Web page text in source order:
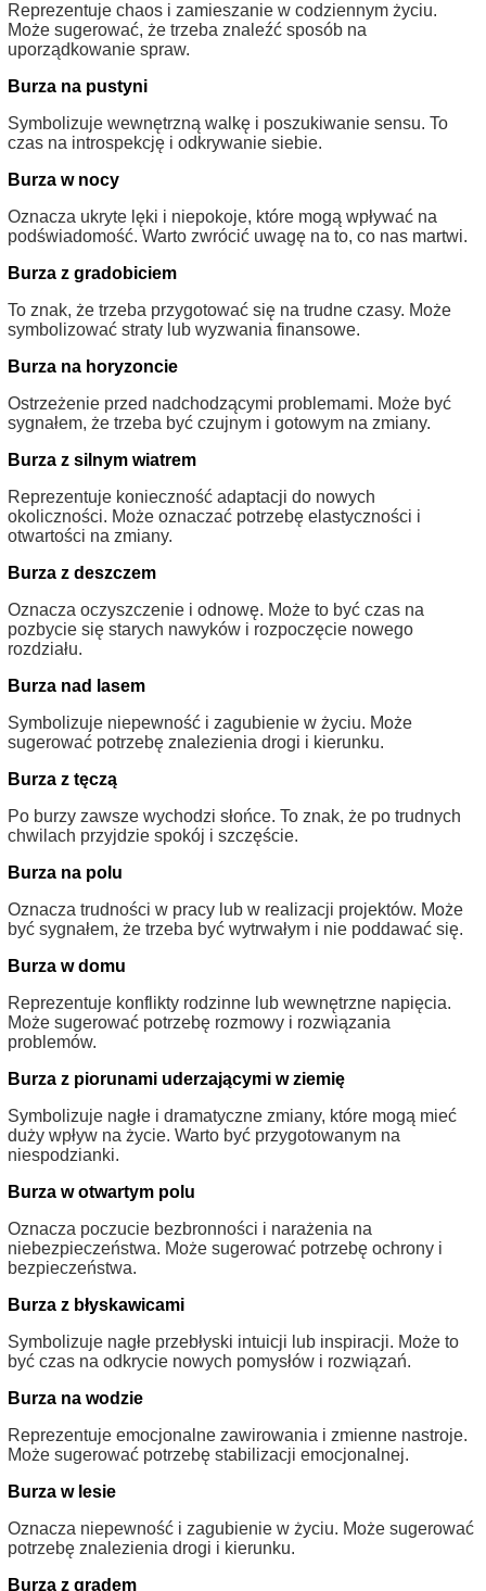
Reprezentuje chaos i zamieszanie w codziennym życiu.
Może sugerować, że trzeba znaleźć sposób na
uporządkowanie spraw.
Burza na pustyni
Symbolizuje wewnętrzną walkę i poszukiwanie sensu. To
czas na introspekcję i odkrywanie siebie.
Burza w nocy
Oznacza ukryte lęki i niepokoje, które mogą wpływać na
podświadomość. Warto zwrócić uwagę na to, co nas martwi.
Burza z gradobiciem
To znak, że trzeba przygotować się na trudne czasy. Może
symbolizować straty lub wyzwania finansowe.
Burza na horyzoncie
Ostrzeżenie przed nadchodzącymi problemami. Może być
sygnałem, że trzeba być czujnym i gotowym na zmiany.
Burza z silnym wiatrem
Reprezentuje konieczność adaptacji do nowych
okoliczności. Może oznaczać potrzebę elastyczności i
otwartości na zmiany.
Burza z deszczem
Oznacza oczyszczenie i odnowę. Może to być czas na
pozbycie się starych nawyków i rozpoczęcie nowego
rozdziału.
Burza nad lasem
Symbolizuje niepewność i zagubienie w życiu. Może
sugerować potrzebę znalezienia drogi i kierunku.
Burza z tęczą
Po burzy zawsze wychodzi słońce. To znak, że po trudnych
chwilach przyjdzie spokój i szczęście.
Burza na polu
Oznacza trudności w pracy lub w realizacji projektów. Może
być sygnałem, że trzeba być wytrwałym i nie poddawać się.
Burza w domu
Reprezentuje konflikty rodzinne lub wewnętrzne napięcia.
Może sugerować potrzebę rozmowy i rozwiązania
problemów.
Burza z piorunami uderzającymi w ziemię
Symbolizuje nagłe i dramatyczne zmiany, które mogą mieć
duży wpływ na życie. Warto być przygotowanym na
niespodzianki.
Burza w otwartym polu
Oznacza poczucie bezbronności i narażenia na
niebezpieczeństwa. Może sugerować potrzebę ochrony i
bezpieczeństwa.
Burza z błyskawicami
Symbolizuje nagłe przebłyski intuicji lub inspiracji. Może to
być czas na odkrycie nowych pomysłów i rozwiązań.
Burza na wodzie
Reprezentuje emocjonalne zawirowania i zmienne nastroje.
Może sugerować potrzebę stabilizacji emocjonalnej.
Burza w lesie
Oznacza niepewność i zagubienie w życiu. Może sugerować
potrzebę znalezienia drogi i kierunku.
Burza z gradem